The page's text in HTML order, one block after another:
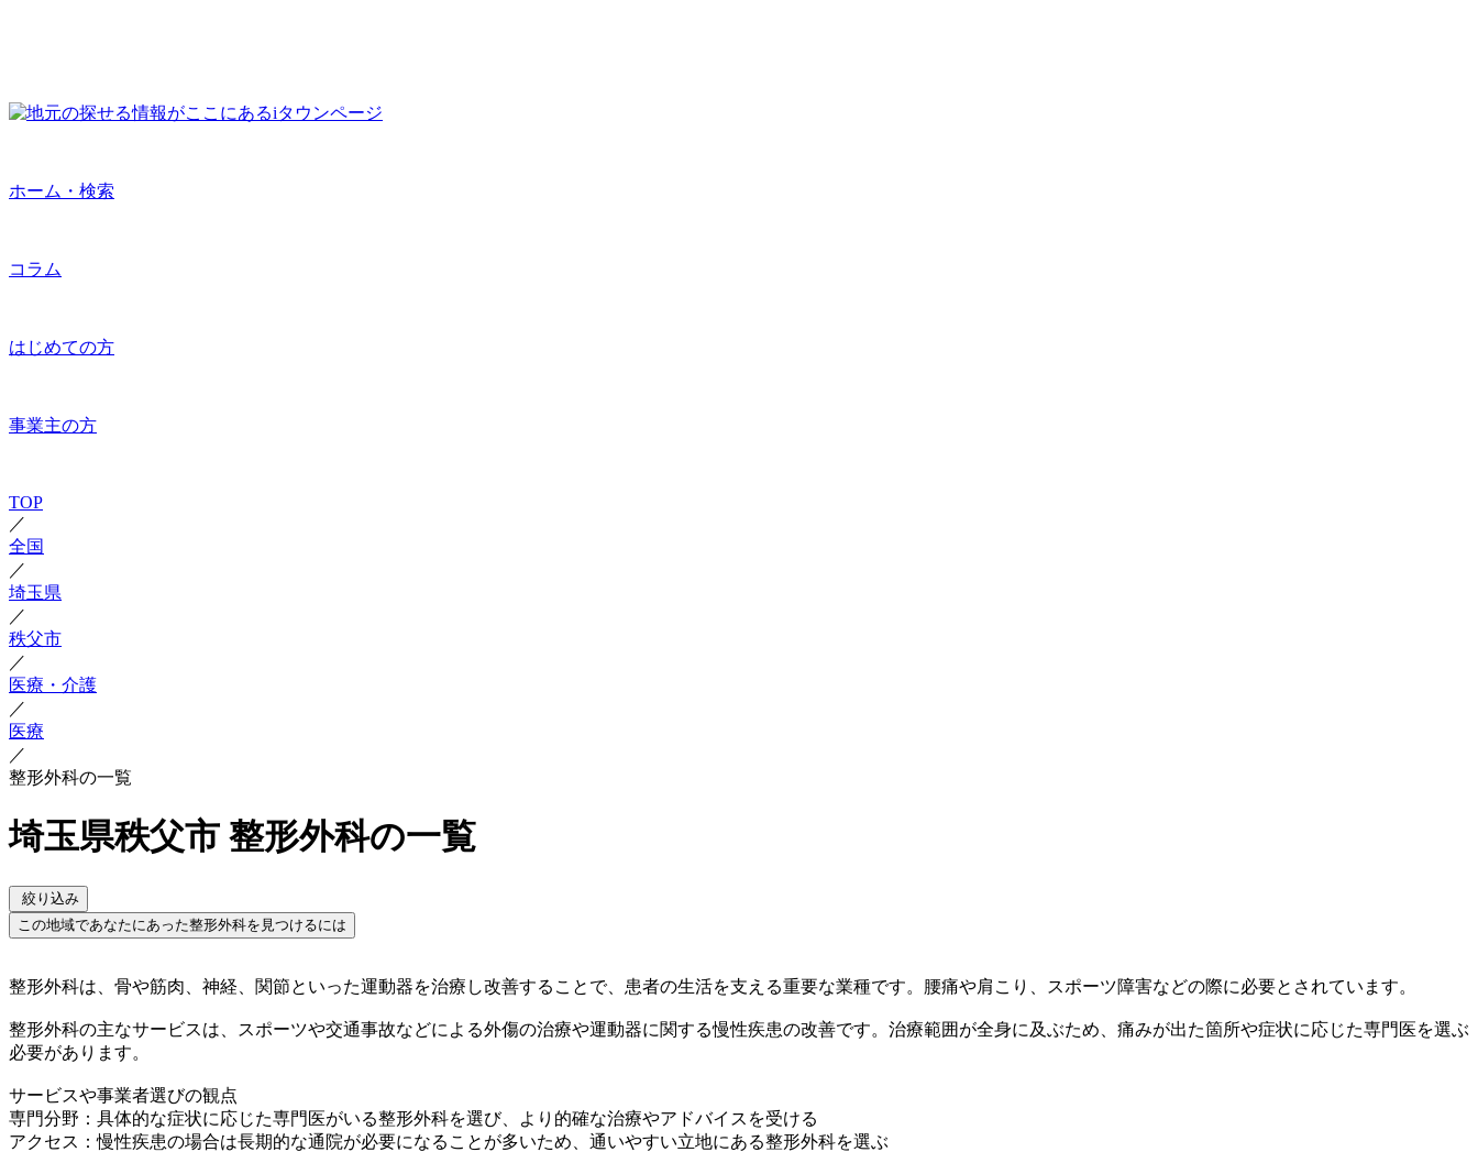
ホーム・検索
コラム
はじめての方
事業主の方
TOP
／
全国
／
埼玉県
／
秩父市
／
医療・介護
／
医療
／
整形外科の一覧
埼玉県秩父市 整形外科の一覧
絞り込み
この地域であなたにあった整形外科を見つけるには
整形外科は、骨や筋肉、神経、関節といった運動器を治療し改善することで、患者の生活を支える重要な業種です。腰痛や肩こり、スポーツ障害などの際に必要とされています。
整形外科の主なサービスは、スポーツや交通事故などによる外傷の治療や運動器に関する慢性疾患の改善です。治療範囲が全身に及ぶため、痛みが出た箇所や症状に応じた専門医を選ぶ
必要があります。
サービスや事業者選びの観点
専門分野：具体的な症状に応じた専門医がいる整形外科を選び、より的確な治療やアドバイスを受ける
アクセス：慢性疾患の場合は長期的な通院が必要になることが多いため、通いやすい立地にある整形外科を選ぶ